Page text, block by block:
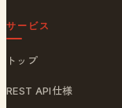
サービス
トップ
REST API仕様